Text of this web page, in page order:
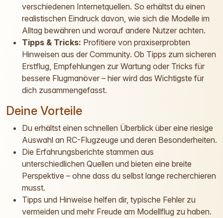
verschiedenen Internetquellen. So erhältst du einen
realistischen Eindruck davon, wie sich die Modelle im
Alltag bewähren und worauf andere Nutzer achten.
Tipps & Tricks: Profitiere von praxiserprobten
Hinweisen aus der Community. Ob Tipps zum sicheren
Erstflug, Empfehlungen zur Wartung oder Tricks für
bessere Flugmanöver – hier wird das Wichtigste für
dich zusammengefasst.
Deine Vorteile
Du erhältst einen schnellen Überblick über eine riesige
Auswahl an RC-Flugzeuge und deren Besonderheiten.
Die Erfahrungsberichte stammen aus
unterschiedlichen Quellen und bieten eine breite
Perspektive – ohne dass du selbst lange recherchieren
musst.
Tipps und Hinweise helfen dir, typische Fehler zu
vermeiden und mehr Freude am Modellflug zu haben.